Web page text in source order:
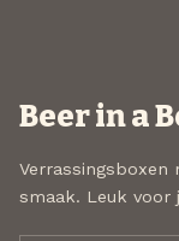
Beer in a
Verrassingsboxen
smaak. Leuk voor